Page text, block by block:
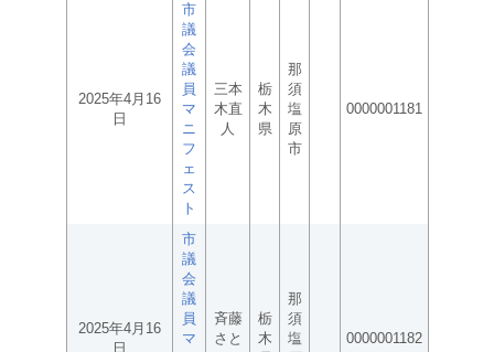
2025年4月16
日
市
議
会
議
員
マ
ニ
フ
ェ
ス
ト
三本
木直
人
栃
木
県
那
須
塩
原
市
0000001181
2025年4月16
日
市
議
会
議
員
マ
斉藤
さと
栃
木
那
須
塩
0000001182